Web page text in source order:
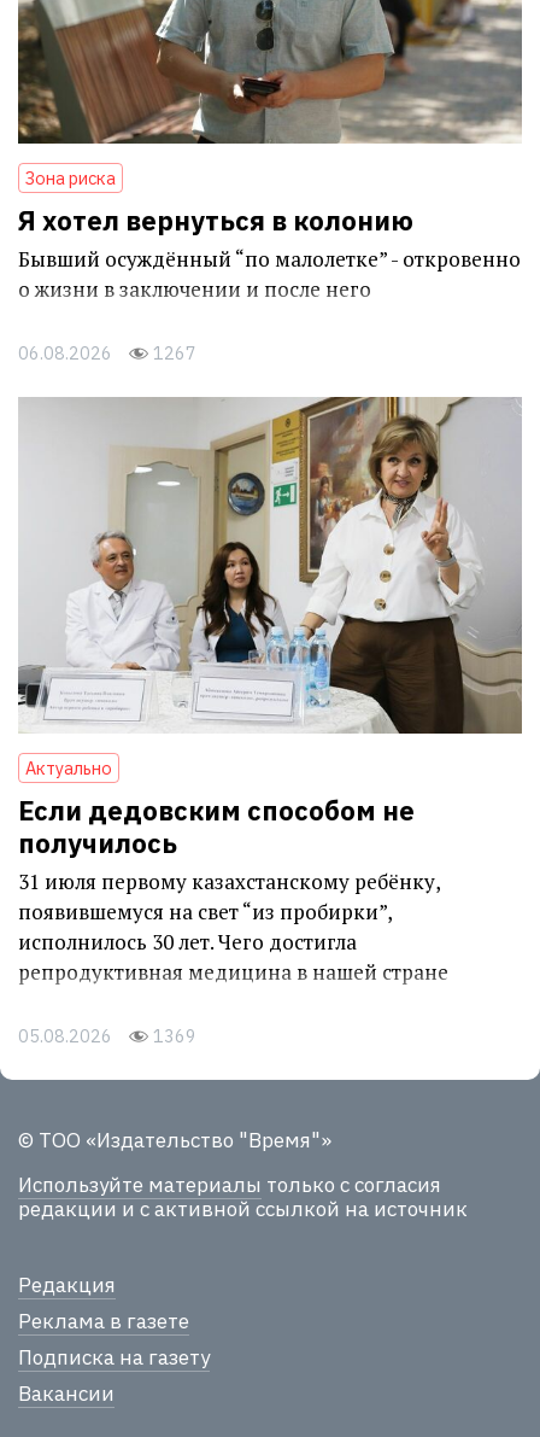
Зона риска
Я хотел вернуться в колонию
Бывший осуждённый “по малолетке” - откровенно
о жизни в заключении и после него
06.08.2026 1267
Актуально
Если дедовским способом не
получилось
31 июля первому казахстанскому ребёнку,
появившемуся на свет “из пробирки”,
исполнилось 30 лет. Чего достигла
репродуктивная медицина в нашей стране
05.08.2026 1369
© ТОО «Издательство "Время"»
Используйте материалы только с согласия
редакции и с активной ссылкой на источник
Редакция
Реклама в газете
Подписка на газету
Вакансии